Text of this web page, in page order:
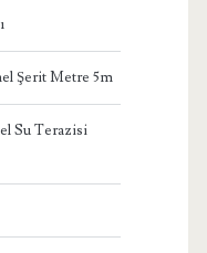
Şerit Metre 5m
Su Terazisi